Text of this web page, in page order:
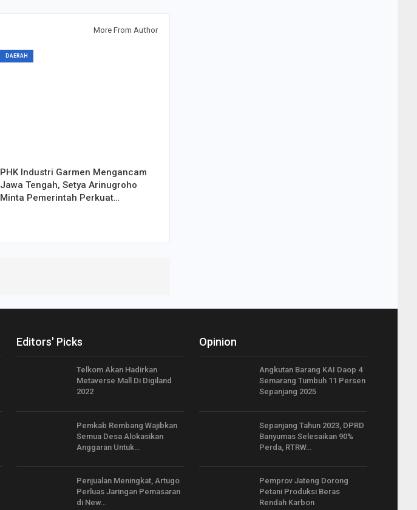
More From Author
DAERAH
PHK Industri Garmen Mengancam
Jawa Tengah, Setya Arinugroho
Minta Pemerintah Perkuat…
Editors' Picks
Telkom Akan Hadirkan
Metaverse Mall Di Digiland
2022
Pemkab Rembang Wajibkan
Semua Desa Alokasikan
Anggaran Untuk…
Penjualan Meningkat, Artugo
Perluas Jaringan Pemasaran
di New…
Opinion
Angkutan Barang KAI Daop 4
Semarang Tumbuh 11 Persen
Sepanjang 2025
Sepanjang Tahun 2023, DPRD
Banyumas Selesaikan 90%
Perda, RTRW…
Pemprov Jateng Dorong
Petani Produksi Beras
Rendah Karbon